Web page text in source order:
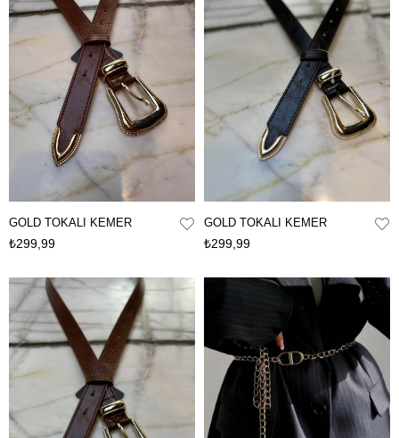
GOLD TOKALI KEMER
₺299,99
GOLD TOKALI KEMER
₺299,99